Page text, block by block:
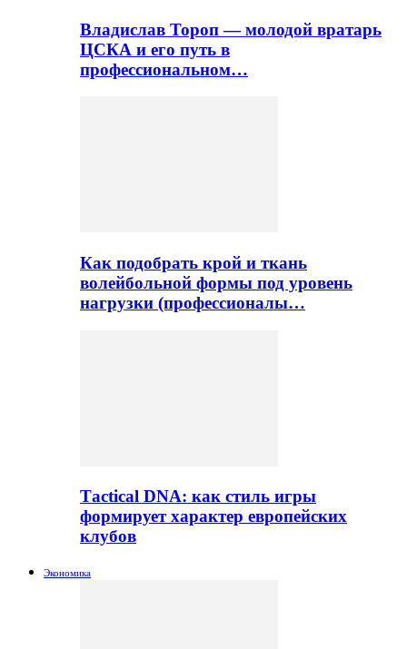
Владислав Тороп — молодой вратарь
ЦСКА и его путь в
профессиональном…
Как подобрать крой и ткань
волейбольной формы под уровень
нагрузки (профессионалы…
Тactical DNA: как стиль игры
формирует характер европейских
клубов
Экономика